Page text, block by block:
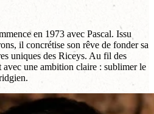
en 1973 avec Pascal. Issu
il concrétise son rêve de fonder sa
uniques des Riceys. Au fil des
avec une ambition claire : sublimer le